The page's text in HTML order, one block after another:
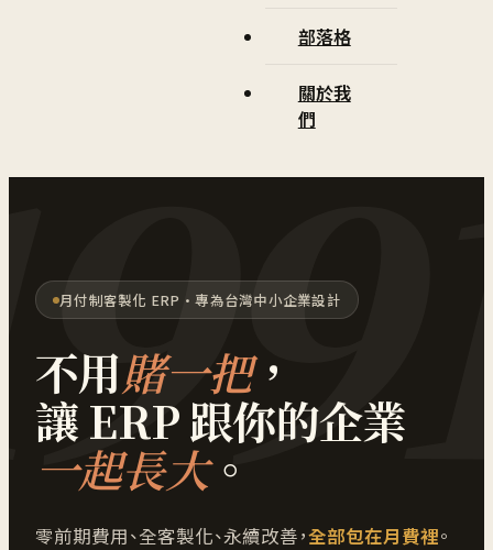
部落格
關於我
們
月付制客製化 ERP · 專為台灣中小企業設計
不用賭一把，
讓 ERP 跟你的企業
一起長大。
零前期費用、全客製化、永續改善，全部包在月費裡。